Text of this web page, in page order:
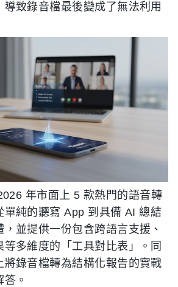
致錄音檔最後變成了無法利用
年市面上 5 款熱門的語音轉
單純的聽寫 App 到具備 AI 總結
並提供一份包含跨語言支援、
等多維度的「工具對比表」。同
將錄音檔轉為結構化報告的實戰
。